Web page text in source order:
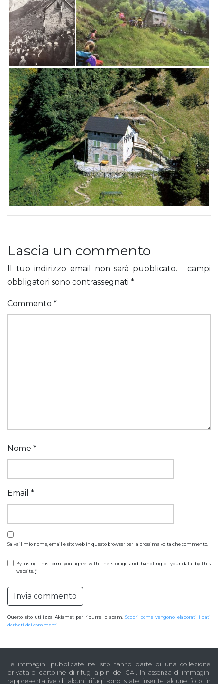
Lascia un commento
Il tuo indirizzo email non sarà pubblicato. I campi
obbligatori sono contrassegnati *
Commento *
Nome *
Email *
Salva il mio nome, email e sito web in questo browser per la prossima volta che commento.
By using this form you agree with the storage and handling of your data by this
website. *
Questo sito utilizza Akismet per ridurre lo spam. Scopri come vengono elaborati i dati
derivati dai commenti
Le immagini pubblicate nel sito fanno parte di una collezione
privata di cartoline di rifugi alpini del CAI. In assenza di immagini
rappresentative di alcuni rifugi sono state inserite alcune foto in